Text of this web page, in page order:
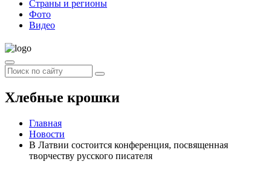
Страны и регионы
Фото
Видео
Хлебные крошки
Главная
Новости
В Латвии состоится конференция, посвященная
творчеству русского писателя